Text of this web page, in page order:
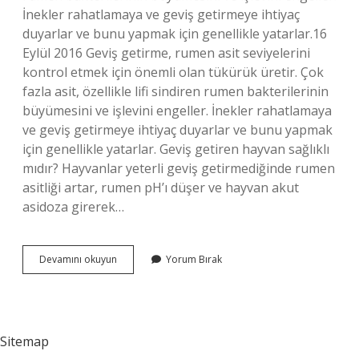
İnekler rahatlamaya ve geviş getirmeye ihtiyaç
duyarlar ve bunu yapmak için genellikle yatarlar.16
Eylül 2016 Geviş getirme, rumen asit seviyelerini
kontrol etmek için önemli olan tükürük üretir. Çok
fazla asit, özellikle lifi sindiren rumen bakterilerinin
büyümesini ve işlevini engeller. İnekler rahatlamaya
ve geviş getirmeye ihtiyaç duyarlar ve bunu yapmak
için genellikle yatarlar. Geviş getiren hayvan sağlıklı
mıdır? Hayvanlar yeterli geviş getirmediğinde rumen
asitliği artar, rumen pH’ı düşer ve hayvan akut
asidoza girerek…
Devamını okuyun
Getirmeyen
Yorum Bırak
Sitemap